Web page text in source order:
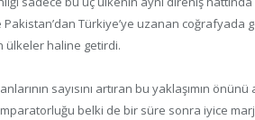
Pakistan’dan Türkiye’ye uzanan
ülkeler haline getirdi.
sayısını artıran bu yaklaşımın
belki de bir süre sonra iyice